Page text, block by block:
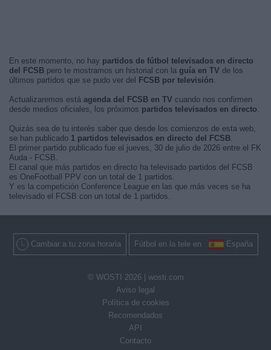
En este momento, no hay partidos de fútbol televisados en directo
del FCSB pero te mostramos un historial con la guía en TV de los
últimos partidos que se pudo ver del
FCSB por televisión.
Actualizaremos está agenda del FCSB en TV cuando nos confirmen
desde medios oficiales, los próximos partidos televisados en directo.
Quizás sea de tu interés saber que desde los comienzos de esta web,
se han publicado 1 partidos televisados en directo del FCSB.
El primer partido publicado fue el jueves, 30 de julio de 2026 entre el FK
Auda - FCSB.
El canal que más partidos en directo ha televisado partidos del FCSB
es OneFootball PPV con un total de 1 partidos.
Y es la competición Conference League en las que más veces se ha
televisado el FCSB con un total de 1 partidos.
Cambiar a tu zona horaria Fútbol en la tele en España
© WOSTI 2026 | wosti.com
Aviso legal
Política de cookies
Recomendados
API
Contacto